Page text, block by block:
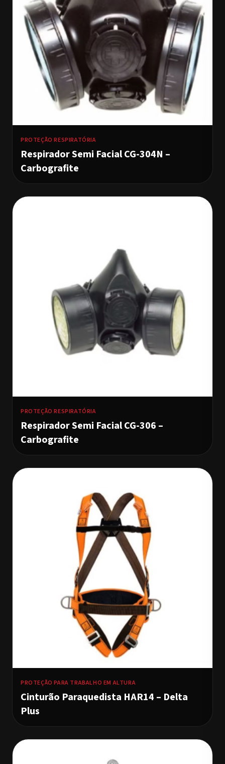
PROTEÇÃO RESPIRATÓRIA
Respirador Semi Facial CG-304N –
Carbografite
PROTEÇÃO RESPIRATÓRIA
Respirador Semi Facial CG-306 –
Carbografite
PROTEÇÃO PARA TRABALHO EM ALTURA
Cinturão Paraquedista HAR14 – Delta
Plus